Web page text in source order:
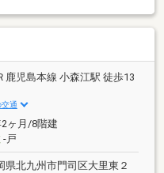
利なコンビニや日用品の
ストアが徒歩５分程度で
スーパーは徒歩８分と
ん
鹿児島本線 小森江駅 徒歩13
通
ヶ月/8階建
-戸
県北九州市門司区大里東２